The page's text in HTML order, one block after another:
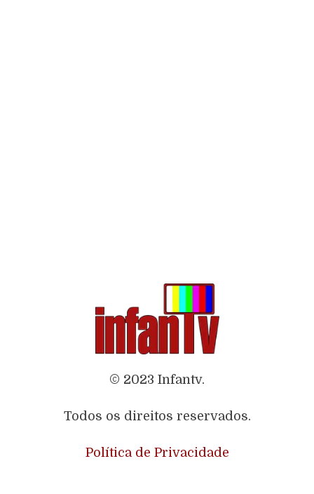
© 2023 Infantv.
Todos os direitos reservados.
Política de Privacidade